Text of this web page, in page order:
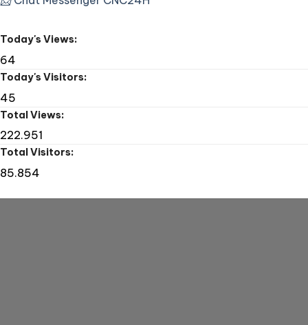
khoan
Today's Views:
64
Today's Visitors:
45
Total Views:
222.951
Total Visitors:
85.854